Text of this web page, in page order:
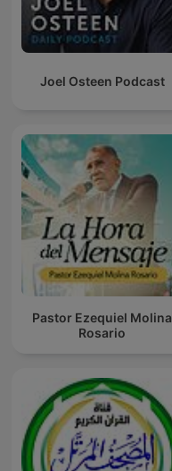
Joel Osteen Podcast
Pastor Ezequiel Molina
Rosario